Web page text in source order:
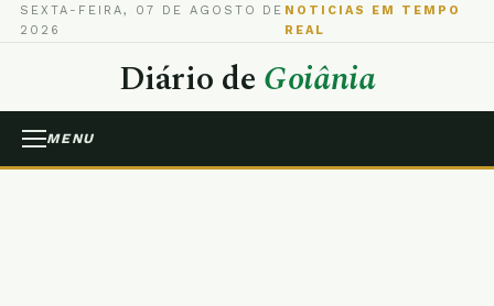
SEXTA-FEIRA, 07 DE AGOSTO DE
2026
NOTICIAS EM TEMPO
REAL
Diário deGoiânia
MENU